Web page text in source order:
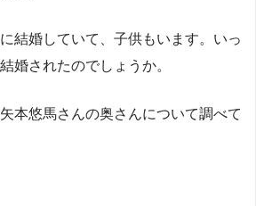
結婚していて、子供もいます。いっ
婚されたのでしょうか。
本悠馬さんの奥さんについて調べて